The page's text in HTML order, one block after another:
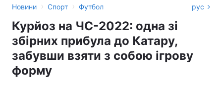
Новини › Спорт › Футбол рус
Курйоз на ЧС-2022: одна зі
збірних прибула до Катару,
забувши взяти з собою ігрову
форму